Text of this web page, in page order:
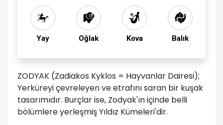
Yay Oğlak Kova Balık
ZODYAK (Zadiakos Kyklos = Hayvanlar Dairesi);
Yerküreyi çevreleyen ve etrafını saran bir kuşak
tasarımıdır. Burçlar ise, Zodyak'ın içinde belli
bölümlere yerleşmiş Yıldız Kümeleri'dir.